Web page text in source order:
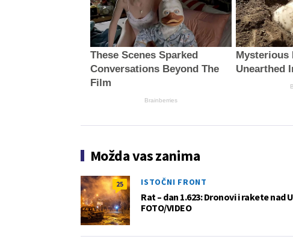
These Scenes Sparked
Conversations Beyond The
Film
Brainberries
Mysterious
Unearthed
Možda vas zanima
25 ISTOČNI FRONT
Rat – dan 1.623: Dronovi i rakete
FOTO/VIDEO